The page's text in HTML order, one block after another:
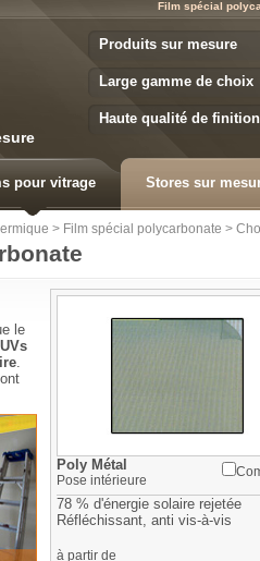
Film spécial
Produits sur mesure
Large gamme de choix
Haute qualité de finition
pour vitrage Stores sur
> Film spécial polycarbonate >
le
.
Poly Métal
Pose intérieure
78 % d'énergie solaire rejetée
Réfléchissant, anti vis-à-vis
à partir de